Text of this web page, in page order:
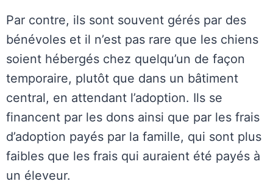
Par contre, ils sont souvent gérés par des
bénévoles et il n’est pas rare que les chiens
soient hébergés chez quelqu’un de façon
temporaire, plutôt que dans un bâtiment
central, en attendant l’adoption. Ils se
financent par les dons ainsi que par les frais
d’adoption payés par la famille, qui sont plus
faibles que les frais qui auraient été payés à
un éleveur.